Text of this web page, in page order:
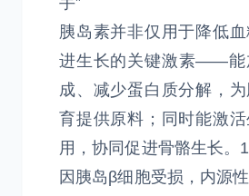
胰岛素并非仅用于降低
进生长的关键激素——能
成、减少蛋白质分解，
育提供原料；同时能激
用，协同促进骨骼生长。
因胰岛β细胞受损，内源